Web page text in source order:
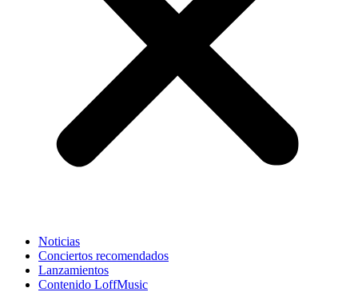
Noticias
Conciertos recomendados
Lanzamientos
Contenido LoffMusic